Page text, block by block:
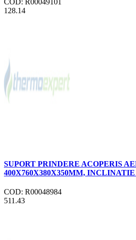
COD: R00049101
128.14
SUPORT PRINDERE ACOPERIS
400X760X380X350MM, INCLINATIE
COD: R00048984
511.43